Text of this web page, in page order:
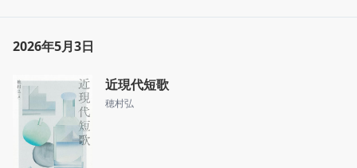
2026年5月3日
近現代短歌
穂村弘